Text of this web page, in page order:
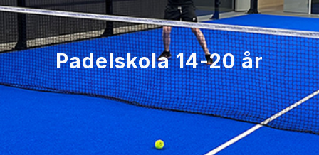
Padelskola 14-20 år